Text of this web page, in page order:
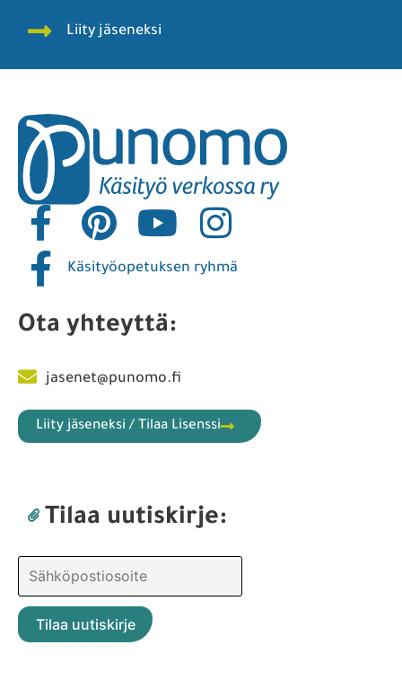
Liity jäseneksi
Käsityöopetuksen ryhmä
Ota yhteyttä:
jasenet@punomo.fi
Liity jäseneksi / Tilaa Lisenssi
Tilaa uutiskirje: